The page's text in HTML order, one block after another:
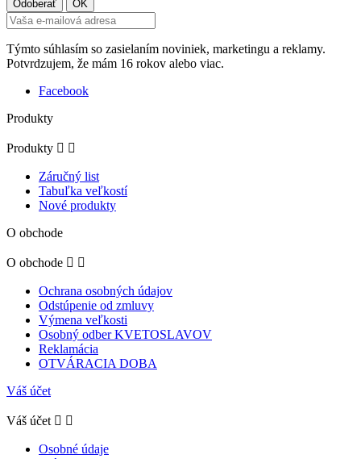
Týmto súhlasím so zasielaním noviniek, marketingu a reklamy.
Potvrdzujem, že mám 16 rokov alebo viac.
Facebook
Produkty
Produkty  
Záručný list
Tabuľka veľkostí
Nové produkty
O obchode
O obchode  
Ochrana osobných údajov
Odstúpenie od zmluvy
Výmena veľkosti
Osobný odber KVETOSLAVOV
Reklamácia
OTVÁRACIA DOBA
Váš účet
Váš účet  
Osobné údaje